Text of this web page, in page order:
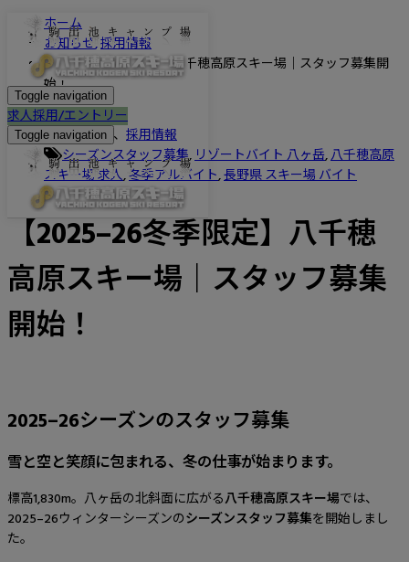
Toggle navigation
求人採用/エントリー
Toggle navigation
ホーム
お知らせ,採用情報
【2025–26冬季限定】八千穂高原スキー場｜スタッフ募集開
始！
2025.10.6
お知らせ 、 採用情報
シーズンスタッフ募集,リゾートバイト 八ヶ岳,八千穂高原
スキー場 求人,冬季アルバイト,長野県 スキー場 バイト
【2025–26冬季限定】八千穂
高原スキー場｜スタッフ募集
開始！
2025–26シーズンのスタッフ募集
雪と空と笑顔に包まれる、冬の仕事が始まります。
標高1,830m。八ヶ岳の北斜面に広がる八千穂高原スキー場では、
2025–26ウィンターシーズンのシーズンスタッフ募集を開始しまし
た。